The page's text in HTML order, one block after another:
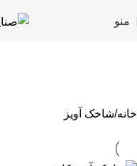
منو
خانه شاخک آویز